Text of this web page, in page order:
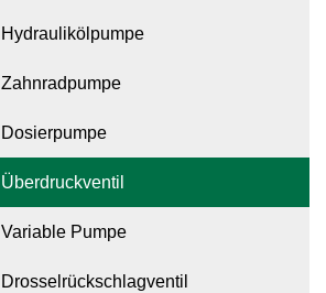
Hydraulikölpumpe
Zahnradpumpe
Dosierpumpe
Überdruckventil
Variable Pumpe
Drosselrückschlagventil